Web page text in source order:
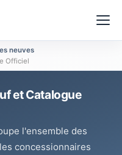
neuves
Officiel
et Catalogue
l'ensemble des
concessionnaires